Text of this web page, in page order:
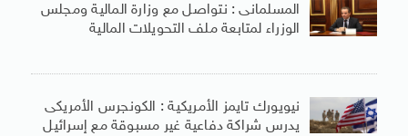
المسلمانى : نتواصل مع وزارة المالية ومجلس
الوزراء لمتابعة ملف التحويلات المالية
نيويورك تايمز الأمريكية : الكونجرس الأمريكى
يدرس شراكة دفاعية غير مسبوقة مع إسرائيل